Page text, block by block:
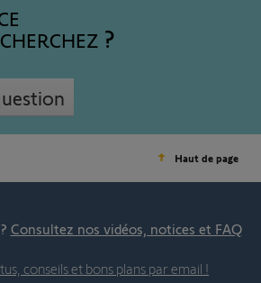
Haut de page
Consultez nos vidéos, notices et FAQ
conseils et bons plans par email !